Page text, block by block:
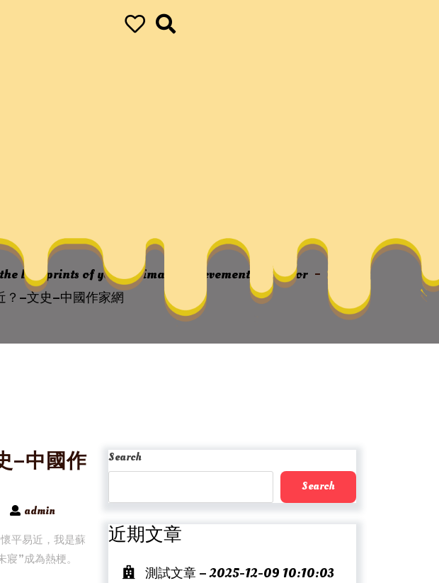
易近？–文史–中國作家
blueprints of your ultimate achievements vapor
不找
？–文史–中國作家網
–中國作
admin
平易近，我是蘇
”成為熱梗。
Search
Search
近期文章
測試文章 – 2025-12-09 10:10:03